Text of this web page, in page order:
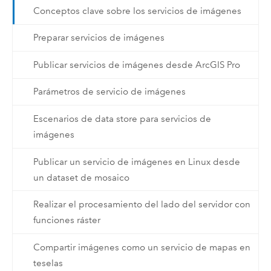
Conceptos clave sobre los servicios de imágenes
Preparar servicios de imágenes
Publicar servicios de imágenes desde ArcGIS Pro
Parámetros de servicio de imágenes
Escenarios de data store para servicios de
imágenes
Publicar un servicio de imágenes en Linux desde
un dataset de mosaico
Realizar el procesamiento del lado del servidor con
funciones ráster
Compartir imágenes como un servicio de mapas en
teselas